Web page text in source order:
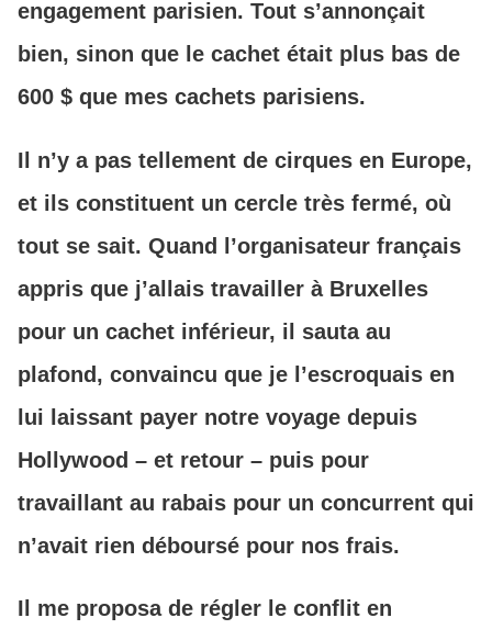
engagement parisien. Tout s’annonçait
bien, sinon que le cachet était plus bas de
600 $ que mes cachets parisiens.
Il n’y a pas tellement de cirques en Europe,
et ils constituent un cercle très fermé, où
tout se sait. Quand l’organisateur français
appris que j’allais travailler à Bruxelles
pour un cachet inférieur, il sauta au
plafond, convaincu que je l’escroquais en
lui laissant payer notre voyage depuis
Hollywood – et retour – puis pour
travaillant au rabais pour un concurrent qui
n’avait rien déboursé pour nos frais.
Il me proposa de régler le conflit en